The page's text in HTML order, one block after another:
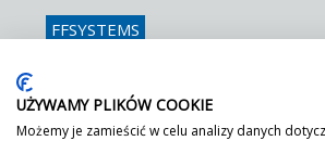
FFSYSTEMS
UŻYWAMY PLIKÓW COOKIE
Możemy je zamieścić w celu analizy danych